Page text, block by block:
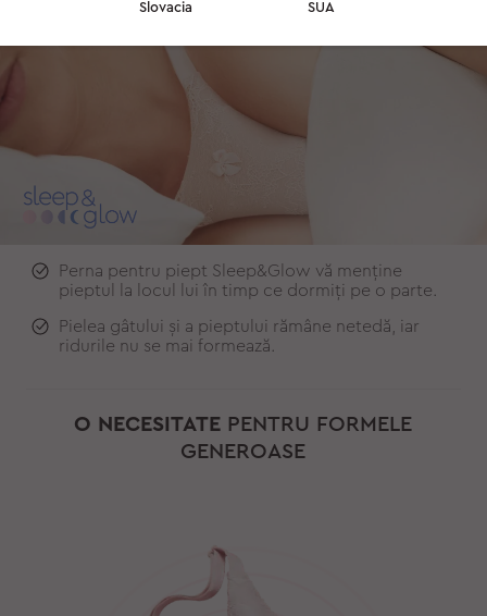
Perna pentru piept Sleep&Glow vă menține
pieptul la locul lui în timp ce dormiți pe o parte.
Pielea gâtului și a pieptului rămâne netedă, iar
ridurile nu se mai formează.
O NECESITATE PENTRU FORMELE
GENEROASE
Slovacia SUA